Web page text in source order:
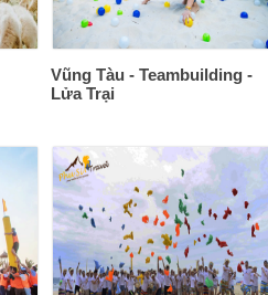
Vũng Tàu - Teambuilding -
Lửa Trại